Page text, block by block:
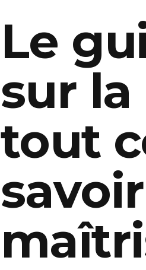
Le
sur la
tout